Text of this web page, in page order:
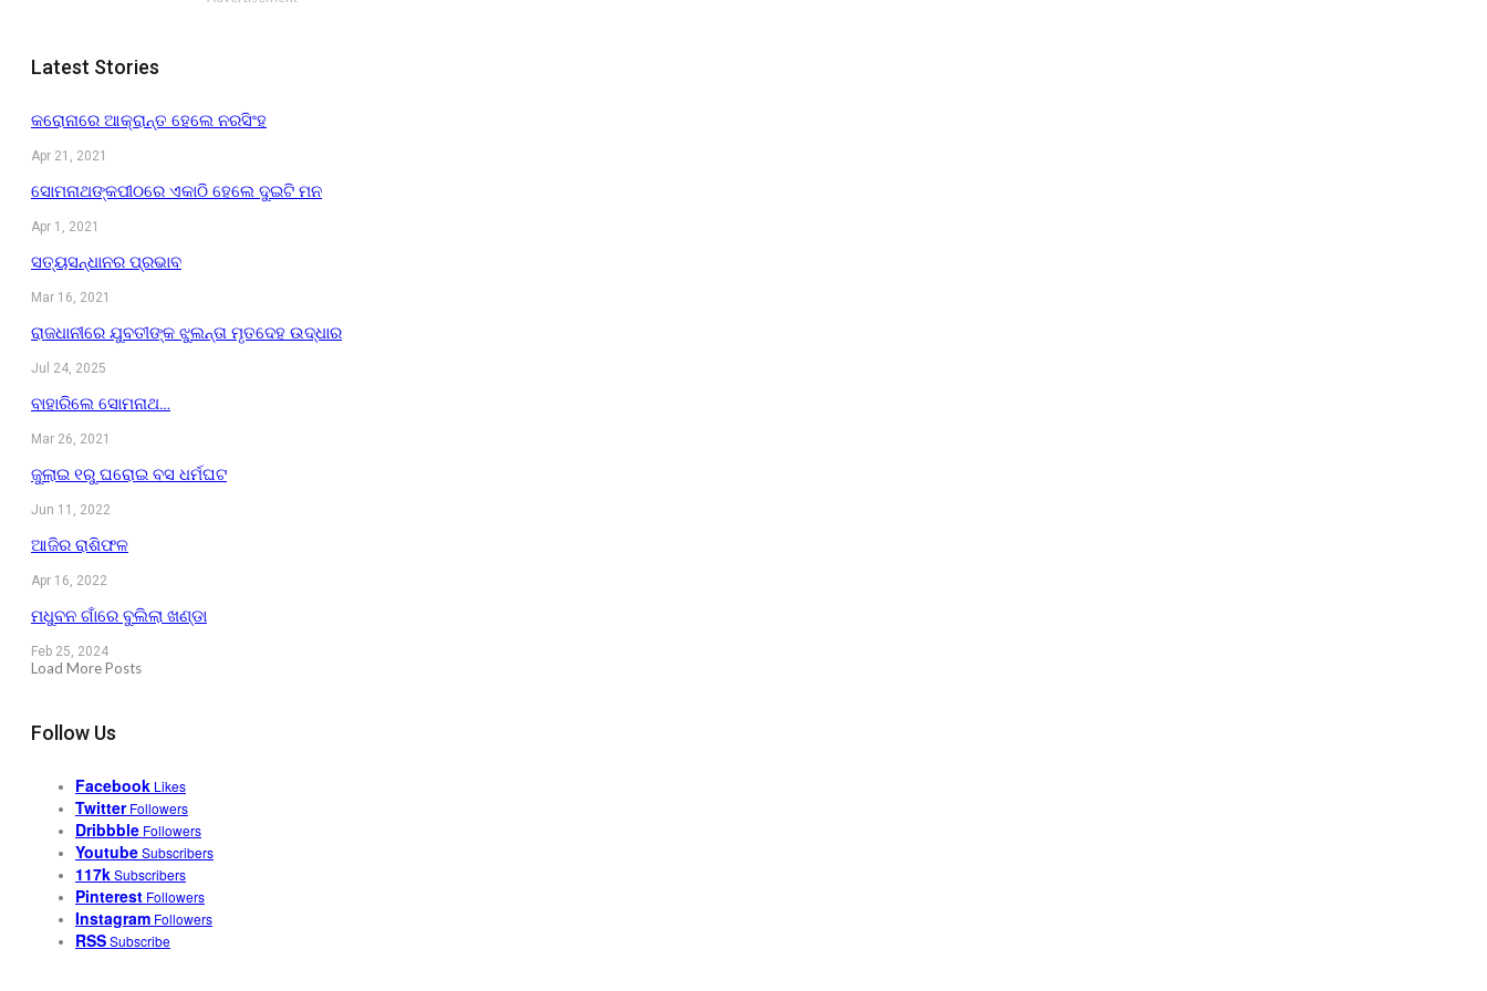
Latest Stories
କରୋନାରେ ଆକ୍ରାନ୍ତ ହେଲେ ନରସିଂହ
Apr 21, 2021
ସୋମନାଥଙ୍କପୀଠରେ ଏକାଠି ହେଲେ ଦୁଇଟି ମନ
Apr 1, 2021
ସତ୍ୟସନ୍ଧାନର ପ୍ରଭାବ
Mar 16, 2021
ରାଜଧାନୀରେ ଯୁବତୀଙ୍କ ଝୁଲନ୍ତା ମୃତଦେହ ଉଦ୍ଧାର
Jul 24, 2025
ବାହାରିଲେ ସୋମନାଥ…
Mar 26, 2021
ଜୁଲାଇ ୧ରୁ ଘରୋଇ ବସ ଧର୍ମଘଟ
Jun 11, 2022
ଆଜିର ରାଶିଫଳ
Apr 16, 2022
ମଧୁବନ ଗାଁରେ ବୁଲିଲା ଖଣ୍ଡା
Feb 25, 2024
Load More Posts
Follow Us
Facebook Likes
Twitter Followers
Dribbble Followers
YoutubeSubscribers
117kSubscribers
Pinterest Followers
Instagram Followers
RSSSubscribe